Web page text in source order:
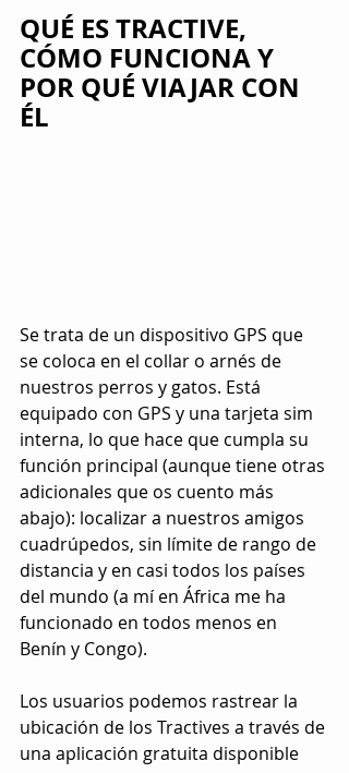
QUÉ ES TRACTIVE,
CÓMO FUNCIONA Y
POR QUÉ VIAJAR CON
ÉL
Se trata de un dispositivo GPS que
se coloca en el collar o arnés de
nuestros perros y gatos. Está
equipado con GPS y una tarjeta sim
interna, lo que hace que cumpla su
función principal (aunque tiene otras
adicionales que os cuento más
abajo): localizar a nuestros amigos
cuadrúpedos, sin límite de rango de
distancia y en casi todos los países
del mundo (a mí en África me ha
funcionado en todos menos en
Benín y Congo).
Los usuarios podemos rastrear la
ubicación de los Tractives a través de
una aplicación gratuita disponible